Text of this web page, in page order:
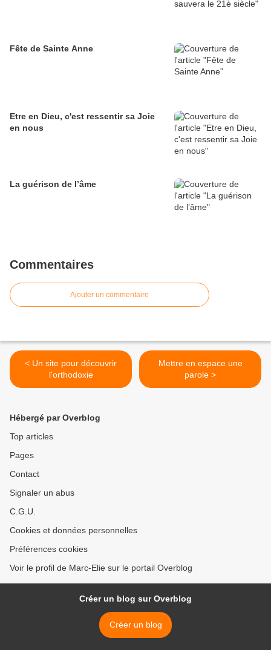
Fête de Sainte Anne
Etre en Dieu, c'est ressentir sa Joie
en nous
La guérison de l’âme
Commentaires
Ajouter un commentaire
< Un site pour découvrir
l'orthodoxie
Mettre en espace une
parole >
Hébergé par Overblog
Top articles
Pages
Contact
Signaler un abus
C.G.U.
Cookies et données personnelles
Préférences cookies
Voir le profil de Marc-Elie sur le portail Overblog
Créer un blog sur Overblog
Créer un blog